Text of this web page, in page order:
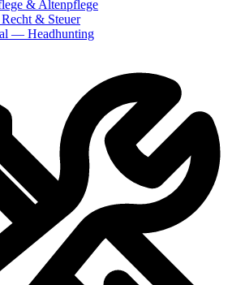
& Altenpflege
& Steuer
— Headhunting